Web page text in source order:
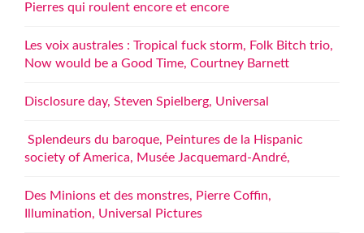
Pierres qui roulent encore et encore
Les voix australes : Tropical fuck storm, Folk Bitch trio,
Now would be a Good Time, Courtney Barnett
Disclosure day, Steven Spielberg, Universal
Splendeurs du baroque, Peintures de la Hispanic
society of America, Musée Jacquemard-André,
Des Minions et des monstres, Pierre Coffin,
Illumination, Universal Pictures